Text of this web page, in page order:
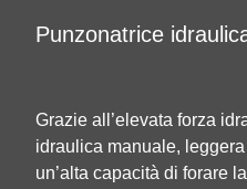
Punzonatrice
Grazie all’elevata forza
idraulica manuale,
un’alta capacità di forare